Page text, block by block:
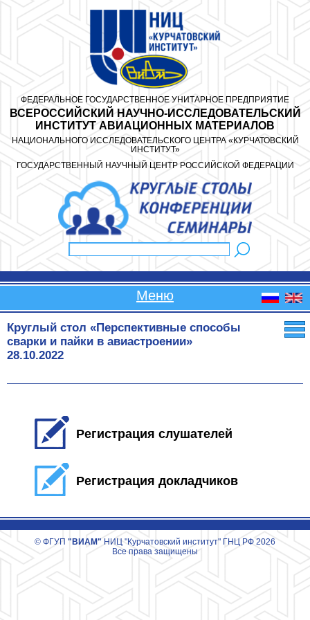
ФЕДЕРАЛЬНОЕ ГОСУДАРСТВЕННОЕ УНИТАРНОЕ ПРЕДПРИЯТИЕ
ВСЕРОССИЙСКИЙ НАУЧНО-ИССЛЕДОВАТЕЛЬСКИЙ
ИНСТИТУТ АВИАЦИОННЫХ МАТЕРИАЛОВ
НАЦИОНАЛЬНОГО ИССЛЕДОВАТЕЛЬСКОГО ЦЕНТРА «КУРЧАТОВСКИЙ
ИНСТИТУТ»
ГОСУДАРСТВЕННЫЙ НАУЧНЫЙ ЦЕНТР РОССИЙСКОЙ ФЕДЕРАЦИИ
Форма поиска
Меню
Круглый стол «Перспективные способы
сварки и пайки в авиастроении»
28.10.2022
Регистрация слушателей
Регистрация докладчиков
© ФГУП "ВИАМ" НИЦ "Курчатовский институт" ГНЦ РФ 2026
Все права защищены